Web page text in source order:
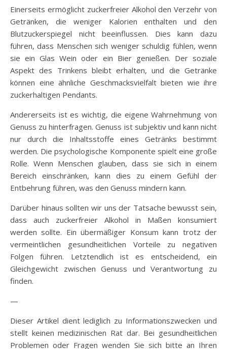
Einerseits ermöglicht zuckerfreier Alkohol den Verzehr von
Getränken, die weniger Kalorien enthalten und den
Blutzuckerspiegel nicht beeinflussen. Dies kann dazu
führen, dass Menschen sich weniger schuldig fühlen, wenn
sie ein Glas Wein oder ein Bier genießen. Der soziale
Aspekt des Trinkens bleibt erhalten, und die Getränke
können eine ähnliche Geschmacksvielfalt bieten wie ihre
zuckerhaltigen Pendants.
Andererseits ist es wichtig, die eigene Wahrnehmung von
Genuss zu hinterfragen. Genuss ist subjektiv und kann nicht
nur durch die Inhaltsstoffe eines Getränks bestimmt
werden. Die psychologische Komponente spielt eine große
Rolle. Wenn Menschen glauben, dass sie sich in einem
Bereich einschränken, kann dies zu einem Gefühl der
Entbehrung führen, was den Genuss mindern kann.
Darüber hinaus sollten wir uns der Tatsache bewusst sein,
dass auch zuckerfreier Alkohol in Maßen konsumiert
werden sollte. Ein übermäßiger Konsum kann trotz der
vermeintlichen gesundheitlichen Vorteile zu negativen
Folgen führen. Letztendlich ist es entscheidend, ein
Gleichgewicht zwischen Genuss und Verantwortung zu
finden.
—
Dieser Artikel dient lediglich zu Informationszwecken und
stellt keinen medizinischen Rat dar. Bei gesundheitlichen
Problemen oder Fragen wenden Sie sich bitte an Ihren